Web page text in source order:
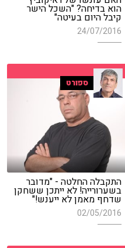
הוא בדיחה? "השכל הישר
קיבל היום בעיטה"
24/07/2016
ספורט
התקבלה החלטה - "מדובר
בשערורייה! לא ייתכן ששחקן
שדחף מאמן לא ייענש!"
02/05/2016